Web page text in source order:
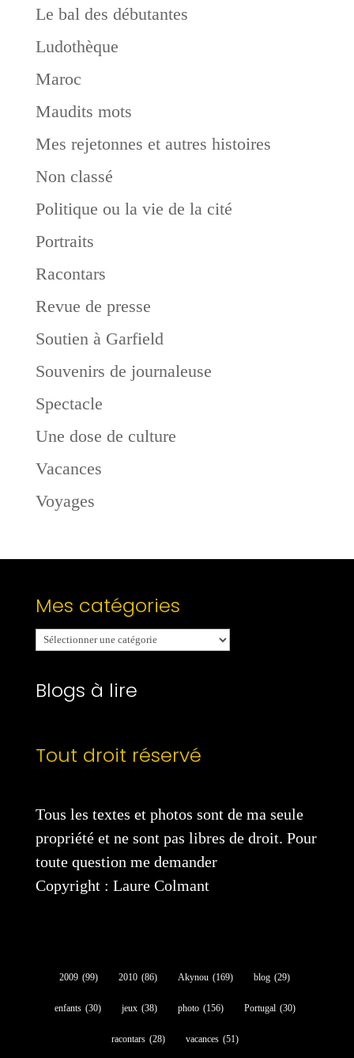
Le bal des débutantes
Ludothèque
Maroc
Maudits mots
Mes rejetonnes et autres histoires
Non classé
Politique ou la vie de la cité
Portraits
Racontars
Revue de presse
Soutien à Garfield
Souvenirs de journaleuse
Spectacle
Une dose de culture
Vacances
Voyages
Mes catégories
Mes
catégories
Blogs à lire
Tout droit réservé
Tous les textes et photos sont de ma seule
propriété et ne sont pas libres de droit. Pour
toute question me demander
Copyright : Laure Colmant
2009 (99) 2010 (86) Akynou (169) blog (29)
enfants (30) jeux (38) photo (156) Portugal (30)
racontars (28) vacances (51)